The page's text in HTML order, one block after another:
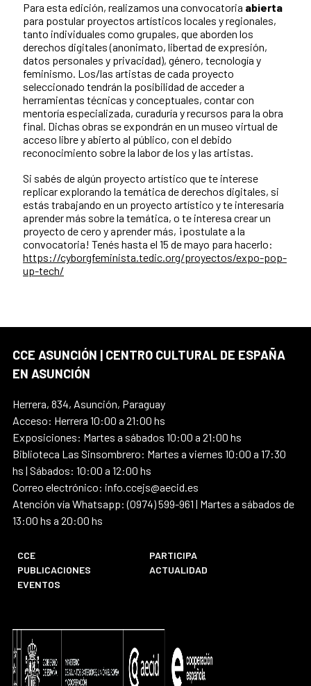
Para esta edición, realizamos una convocatoria abierta
para postular proyectos artísticos locales y regionales,
tanto individuales como grupales, que aborden los
derechos digitales (anonimato, libertad de expresión,
datos personales y privacidad), género, tecnología y
feminismo. Los/las artistas de cada proyecto
seleccionado tendrán la posibilidad de acceder a
herramientas técnicas y conceptuales, contar con
mentoría especializada, curaduría y recursos para la obra
final. Dichas obras se expondrán en un museo virtual de
acceso libre y abierto al público, con el debido
reconocimiento sobre la labor de los y las artistas.
Si sabés de algún proyecto artístico que te interese
replicar explorando la temática de derechos digitales, si
estás trabajando en un proyecto artístico y te interesaría
aprender más sobre la temática, o te interesa crear un
proyecto de cero y aprender más, ¡postulate a la
convocatoria! Tenés hasta el 15 de mayo para hacerlo:
https://cyborgfeminista.tedic.org/proyectos/expo-pop-
up-tech/
CCE ASUNCIÓN | CENTRO CULTURAL DE ESPAÑA
EN ASUNCIÓN
Herrera, 834, Asunción, Paraguay
Acceso: Herrera 10:00 a 21:00 hs
Exposiciones: Martes a sábados 10:00 a 21:00 hs
Biblioteca Las Sinsombrero: Martes a viernes 10:00 a 17:30
hs | Sábados: 10:00 a 12:00 hs
Correo electrónico: info.ccejs@aecid.es
Atención vía Whatsapp: (0974) 599-961 | Martes a sábados de
13:00 hs a 20:00 hs
CCE
PARTICIPA
PUBLICACIONES
ACTUALIDAD
EVENTOS